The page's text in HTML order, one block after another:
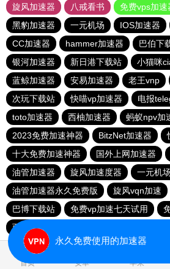
旋风加速器
八戒看书
免费vps加速
黑豹加速器
一元机场 IOS加速器
CC加速器
hammer加速器 巴伯下
银河加速器
新日港下载站
小猫咪
蓝鲸加速器
安易加速器 老王vnp
次玩下载站
快喵vp加速器
电报
toto加速器
西柚加速器
蚂蚁npv加
2023免费加速神器
BitzNet加速器
十大免费加速神器
国外上网加速器
油管加速器
旋风加速度器 一元机场
油管加速器永久免费版
旋风vqn加速
巴博下载站
免费vp加速七天试用
西柚加速器
首页 安卓 苹果
永久免费使用的加速器